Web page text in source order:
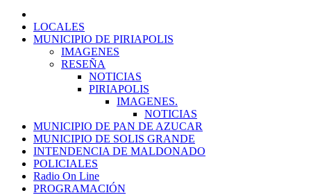
LOCALES
MUNICIPIO DE PIRIAPOLIS
IMAGENES
RESEÑA
NOTICIAS
PIRIAPOLIS
IMAGENES.
NOTICIAS
MUNICIPIO DE PAN DE AZUCAR
MUNICIPIO DE SOLIS GRANDE
INTENDENCIA DE MALDONADO
POLICIALES
Radio On Line
PROGRAMACIÓN